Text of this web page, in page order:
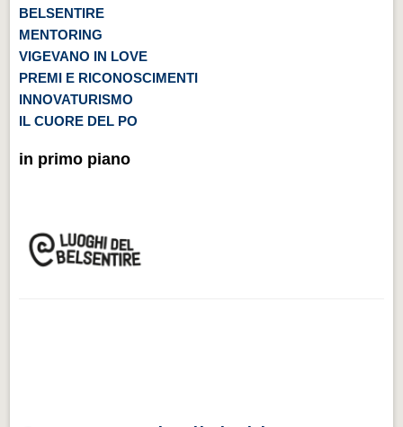
BELSENTIRE
MENTORING
VIGEVANO IN LOVE
PREMI E RICONOSCIMENTI
INNOVATURISMO
IL CUORE DEL PO
in primo piano